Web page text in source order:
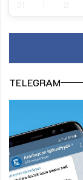
TELEGRAM